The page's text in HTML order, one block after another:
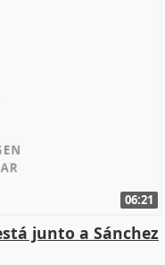
06:21
junto a Sánchez